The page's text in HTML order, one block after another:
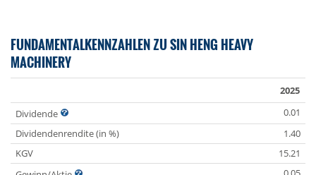
FUNDAMENTALKENNZAHLEN ZU SIN HENG HEAVY
MACHINERY
2025
Dividende
0.01
Dividendenrendite (in %)
1.40
KGV
15.21